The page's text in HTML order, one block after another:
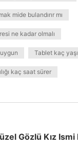
mide bulandırır mı
ne kadar olmalı
Tablet kaç
kaç saat sürer
Gözlü Kız Ismi